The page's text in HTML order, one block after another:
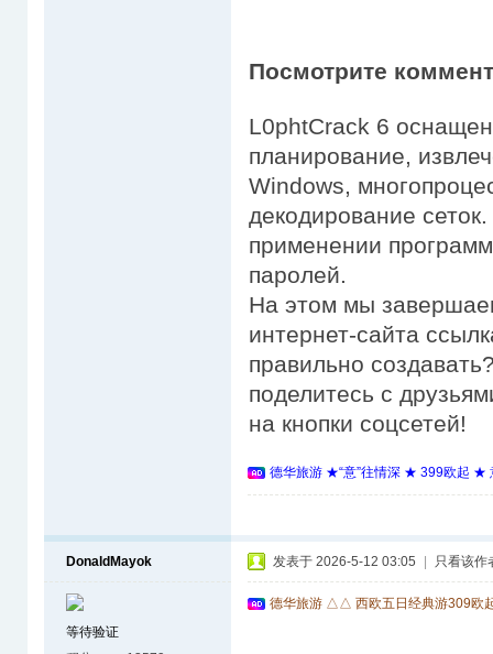
Посмотрите
L0phtCrack 6
планирование,
Windows,
декодирование
применении
паролей.
На этом мы
интернет-сайта
правильно
поделитесь с
на кнопки соцсетей!
德华旅游 ★“意”往情深 ★ 399欧起 ★
DonaldMayok
等待验证
发表于 2026-5-12 03:05 只看该作
德华旅游 △△ 西欧五日经典游309欧